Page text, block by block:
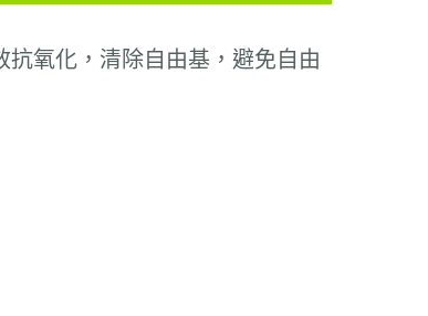
氧化，清除自由基，避免自由